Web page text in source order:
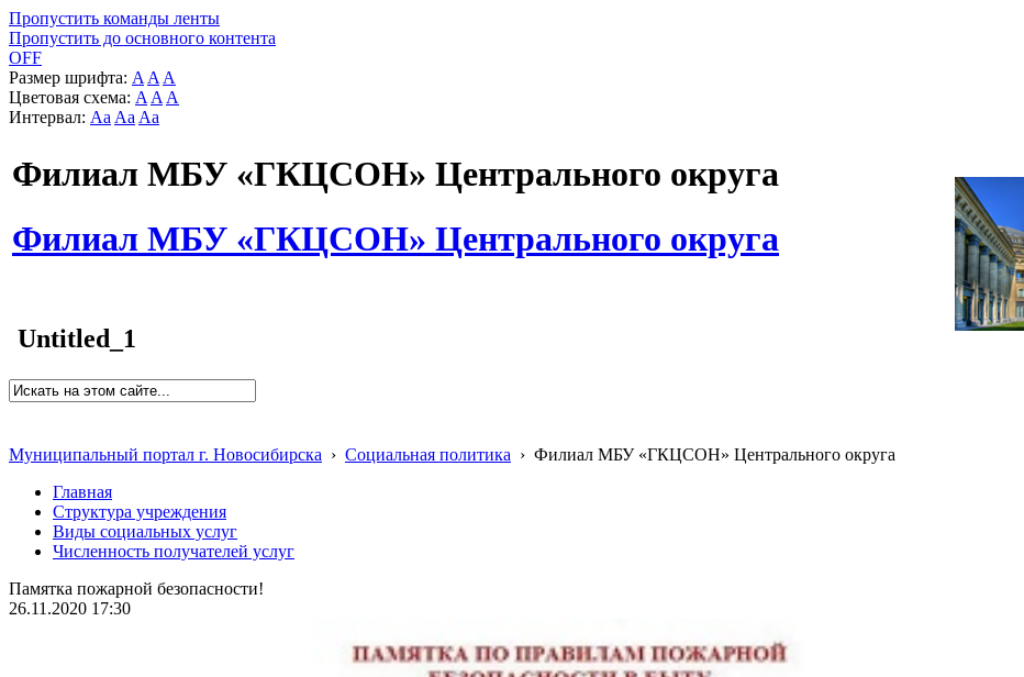
Пропустить команды ленты
Пропустить до основного контента
OFF
Размер шрифта: A A A
Цветовая схема: A A A
Интервал: Aa Aa Aa
Филиал МБУ «ГКЦСОН» Центрального округа
Филиал МБУ «ГКЦСОН» Центрального округа
Untitled_1
Муниципальный портал г. Новосибирска › Социальная политика › Филиал МБУ «ГКЦСОН» Центрального округа
Главная
Структура учреждения
Виды социальных услуг
Численность получателей услуг
Памятка пожарной безопасности!
26.11.2020 17:30